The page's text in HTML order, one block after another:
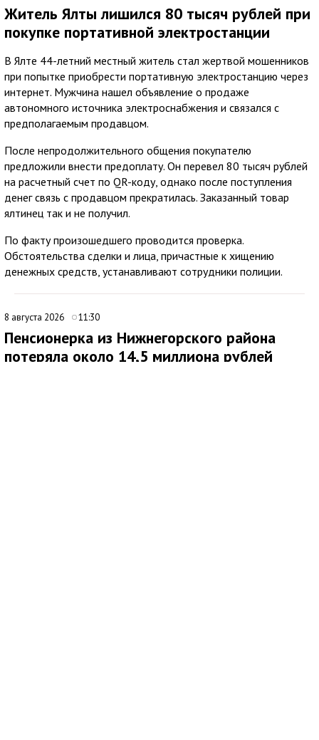
Житель Ялты лишился 80 тысяч рублей при
покупке портативной электростанции
В Ялте 44-летний местный житель стал жертвой мошенников
при попытке приобрести портативную электростанцию через
интернет. Мужчина нашел объявление о продаже
автономного источника электроснабжения и связался с
предполагаемым продавцом.
После непродолжительного общения покупателю
предложили внести предоплату. Он перевел 80 тысяч рублей
на расчетный счет по QR-коду, однако после поступления
денег связь с продавцом прекратилась. Заказанный товар
ялтинец так и не получил.
По факту произошедшего проводится проверка.
Обстоятельства сделки и лица, причастные к хищению
денежных средств, устанавливают сотрудники полиции.
8 августа 2026 11:30
Пенсионерка из Нижнегорского района
потеряла около 14,5 миллиона рублей